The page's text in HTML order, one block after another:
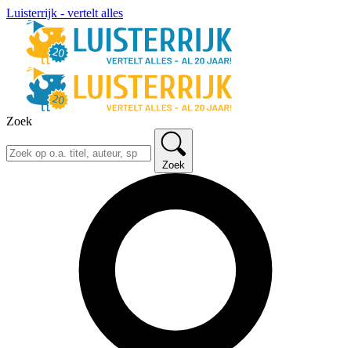
Luisterrijk - vertelt alles
Zoek
Zoek